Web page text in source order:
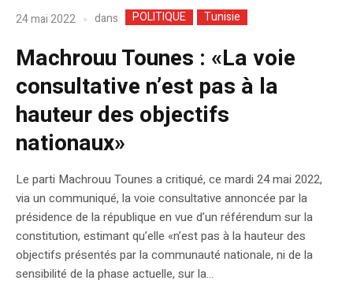
24 mai 2022 dans POLITIQUE Tunisie
Machrouu Tounes : «La voie
consultative n’est pas à la
hauteur des objectifs
nationaux»
Le parti Machrouu Tounes a critiqué, ce mardi 24 mai 2022,
via un communiqué, la voie consultative annoncée par la
présidence de la république en vue d’un référendum sur la
constitution, estimant qu’elle «n’est pas à la hauteur des
objectifs présentés par la communauté nationale, ni de la
sensibilité de la phase actuelle, sur la...